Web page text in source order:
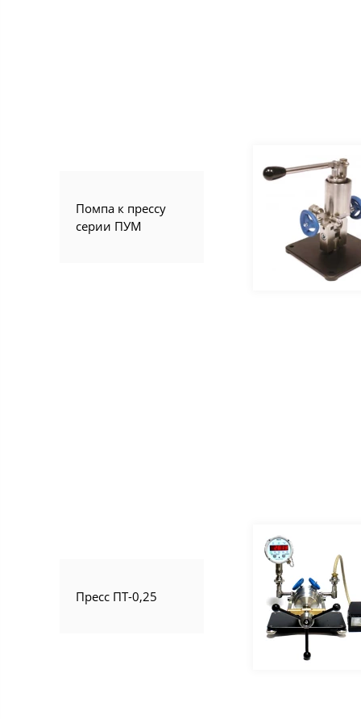
Помпа к прессу
серии ПУМ
Пресс ПТ-0,25